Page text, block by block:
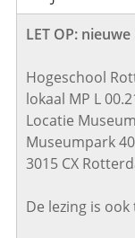
LET OP:
Hogeschool
lokaal MP L
Locatie
Museumpark 40
3015 CX
De lezing is ook